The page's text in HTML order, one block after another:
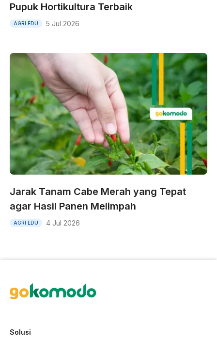
Pupuk Hortikultura Terbaik
AGRI EDU 5 Jul 2026
Jarak Tanam Cabe Merah yang Tepat
agar Hasil Panen Melimpah
AGRI EDU 4 Jul 2026
Solusi